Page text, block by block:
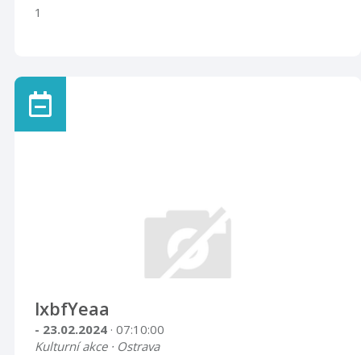
1
lxbfYeaa
- 23.02.2024 · 07:10:00
Kulturní akce · Ostrava